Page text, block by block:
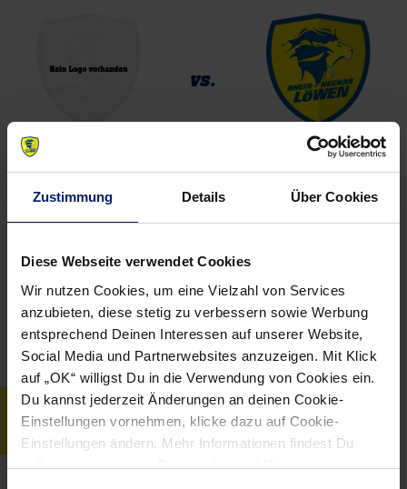
Zustimmung Details Über Cookies
Diese Webseite verwendet Cookies
Wir nutzen Cookies, um eine Vielzahl von Services
anzubieten, diese stetig zu verbessern sowie Werbung
entsprechend Deinen Interessen auf unserer Website,
Social Media und Partnerwebsites anzuzeigen. Mit Klick
auf „OK“ willigst Du in die Verwendung von Cookies ein.
Du kannst jederzeit Änderungen an deinen Cookie-
Einstellungen vornehmen, klicke dazu auf Cookie-
Einstellungen ändern. Mehr Informationen findest Du
außerdem in unsererDatenschutzerklärung.
TSG Groß-Bieberau
vs.
Rhein-Neckar Löwen
34 Spiele 34
25,18 Tore Ø 32,15
SPIELSTATISTIK